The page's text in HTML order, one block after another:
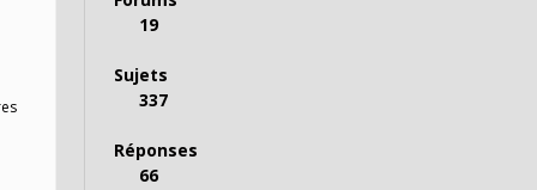
19
Sujets
337
Réponses
66